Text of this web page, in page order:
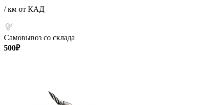
/ км от КАД
Самовывоз со склада
500₽